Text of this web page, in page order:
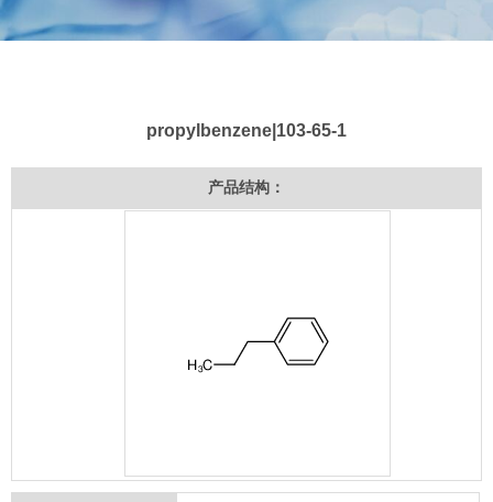
propylbenzene|103-65-1
产品结构：